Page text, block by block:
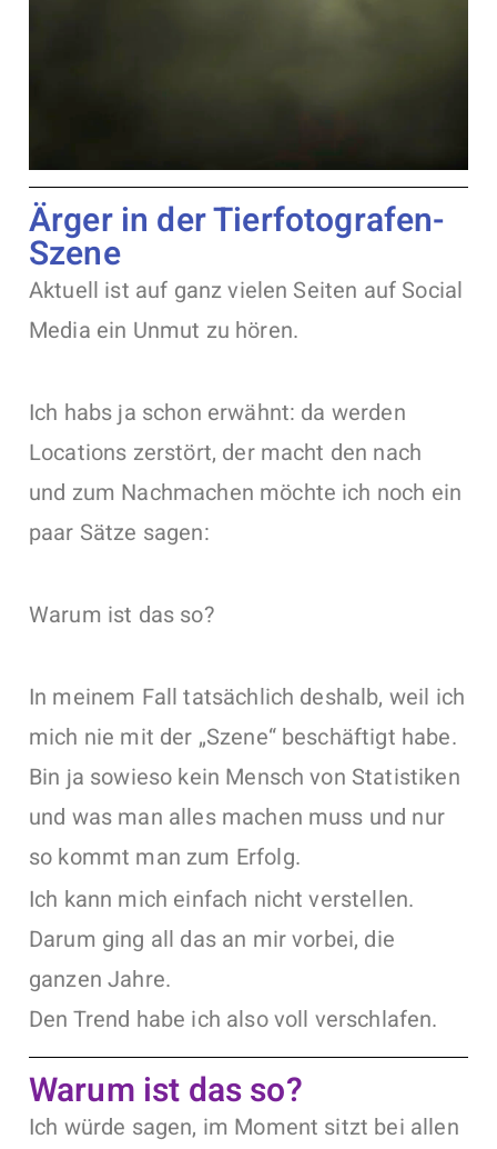
Ärger in der Tierfotografen-
Szene
Aktuell ist auf ganz vielen Seiten auf Social
Media ein Unmut zu hören.
Ich habs ja schon erwähnt: da werden
Locations zerstört, der macht den nach
und zum Nachmachen möchte ich noch ein
paar Sätze sagen:
Warum ist das so?
In meinem Fall tatsächlich deshalb, weil ich
mich nie mit der „Szene“ beschäftigt habe.
Bin ja sowieso kein Mensch von Statistiken
und was man alles machen muss und nur
so kommt man zum Erfolg.
Ich kann mich einfach nicht verstellen.
Darum ging all das an mir vorbei, die
ganzen Jahre.
Den Trend habe ich also voll verschlafen.
Warum ist das so?
Ich würde sagen, im Moment sitzt bei allen